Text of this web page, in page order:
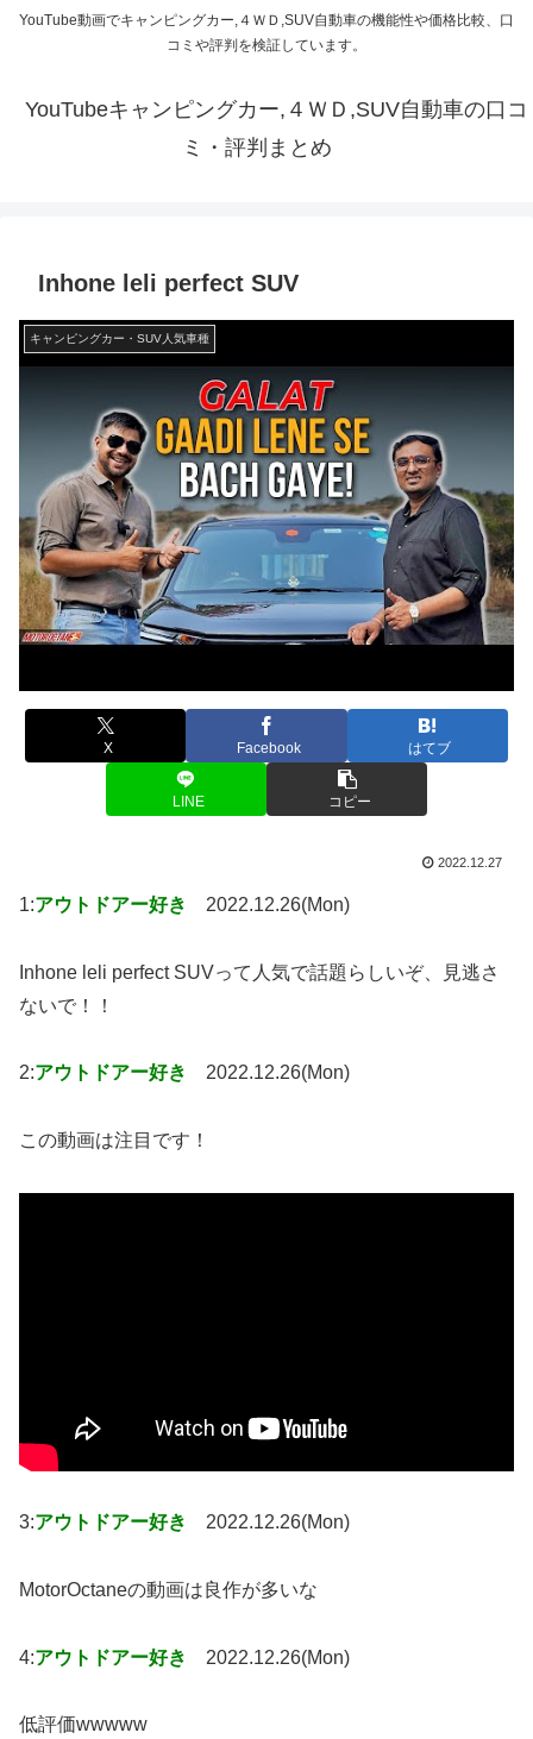
YouTube動画でキャンピングカー,４ＷＤ,SUV自動車の機能性や価格比較、口
コミや評判を検証しています。
YouTubeキャンピングカー,４ＷＤ,SUV自動車の口コ
ミ・評判まとめ
Inhone leli perfect SUV
キャンピングカー・SUV人気車種
X Facebook はてブ
LINE コピー
2022.12.27
1:アウトドアー好き 2022.12.26(Mon)
Inhone leli perfect SUVって人気で話題らしいぞ、見逃さ
ないで！！
2:アウトドアー好き 2022.12.26(Mon)
この動画は注目です！
3:アウトドアー好き 2022.12.26(Mon)
MotorOctaneの動画は良作が多いな
4:アウトドアー好き 2022.12.26(Mon)
低評価wwwww